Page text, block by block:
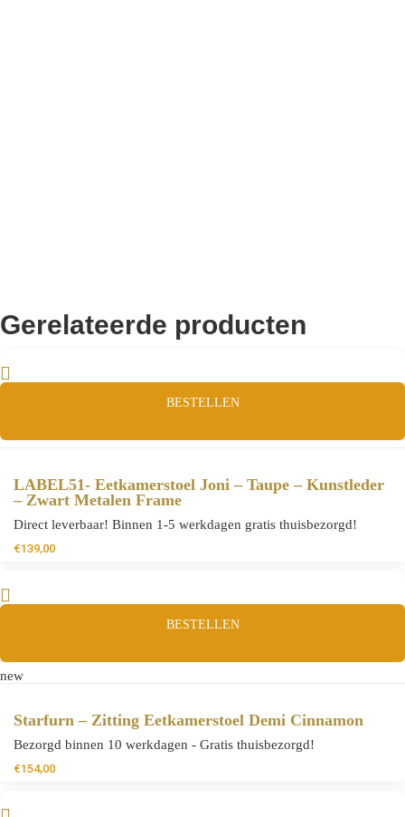
Gerelateerde producten
BESTELLEN
LABEL51- Eetkamerstoel Joni – Taupe – Kunstleder
– Zwart Metalen Frame
Direct leverbaar! Binnen 1-5 werkdagen gratis thuisbezorgd!
€139,00
BESTELLEN
new
Starfurn – Zitting Eetkamerstoel Demi Cinnamon
Bezorgd binnen 10 werkdagen - Gratis thuisbezorgd!
€154,00